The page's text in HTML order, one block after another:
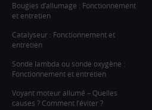
Bougies d’allumage : Fonctionnement
et entretien
Catalyseur : Fonctionnement et
entretien
Sonde lambda ou sonde oxygène :
Fonctionnement et entretien
Voyant moteur allumé – Quelles
causes ? Comment l’éviter ?